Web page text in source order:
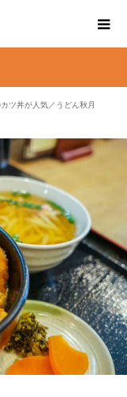
ツ丼が人気／うどん秋月